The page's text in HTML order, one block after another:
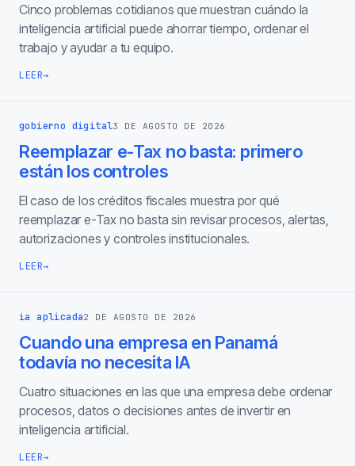
Cinco problemas cotidianos que muestran cuándo la
inteligencia artificial puede ahorrar tiempo, ordenar el
trabajo y ayudar a tu equipo.
LEER→
gobierno digital3 DE AGOSTO DE 2026
Reemplazar e-Tax no basta: primero
están los controles
El caso de los créditos fiscales muestra por qué
reemplazar e-Tax no basta sin revisar procesos, alertas,
autorizaciones y controles institucionales.
LEER→
ia aplicada2 DE AGOSTO DE 2026
Cuando una empresa en Panamá
todavía no necesita IA
Cuatro situaciones en las que una empresa debe ordenar
procesos, datos o decisiones antes de invertir en
inteligencia artificial.
LEER→